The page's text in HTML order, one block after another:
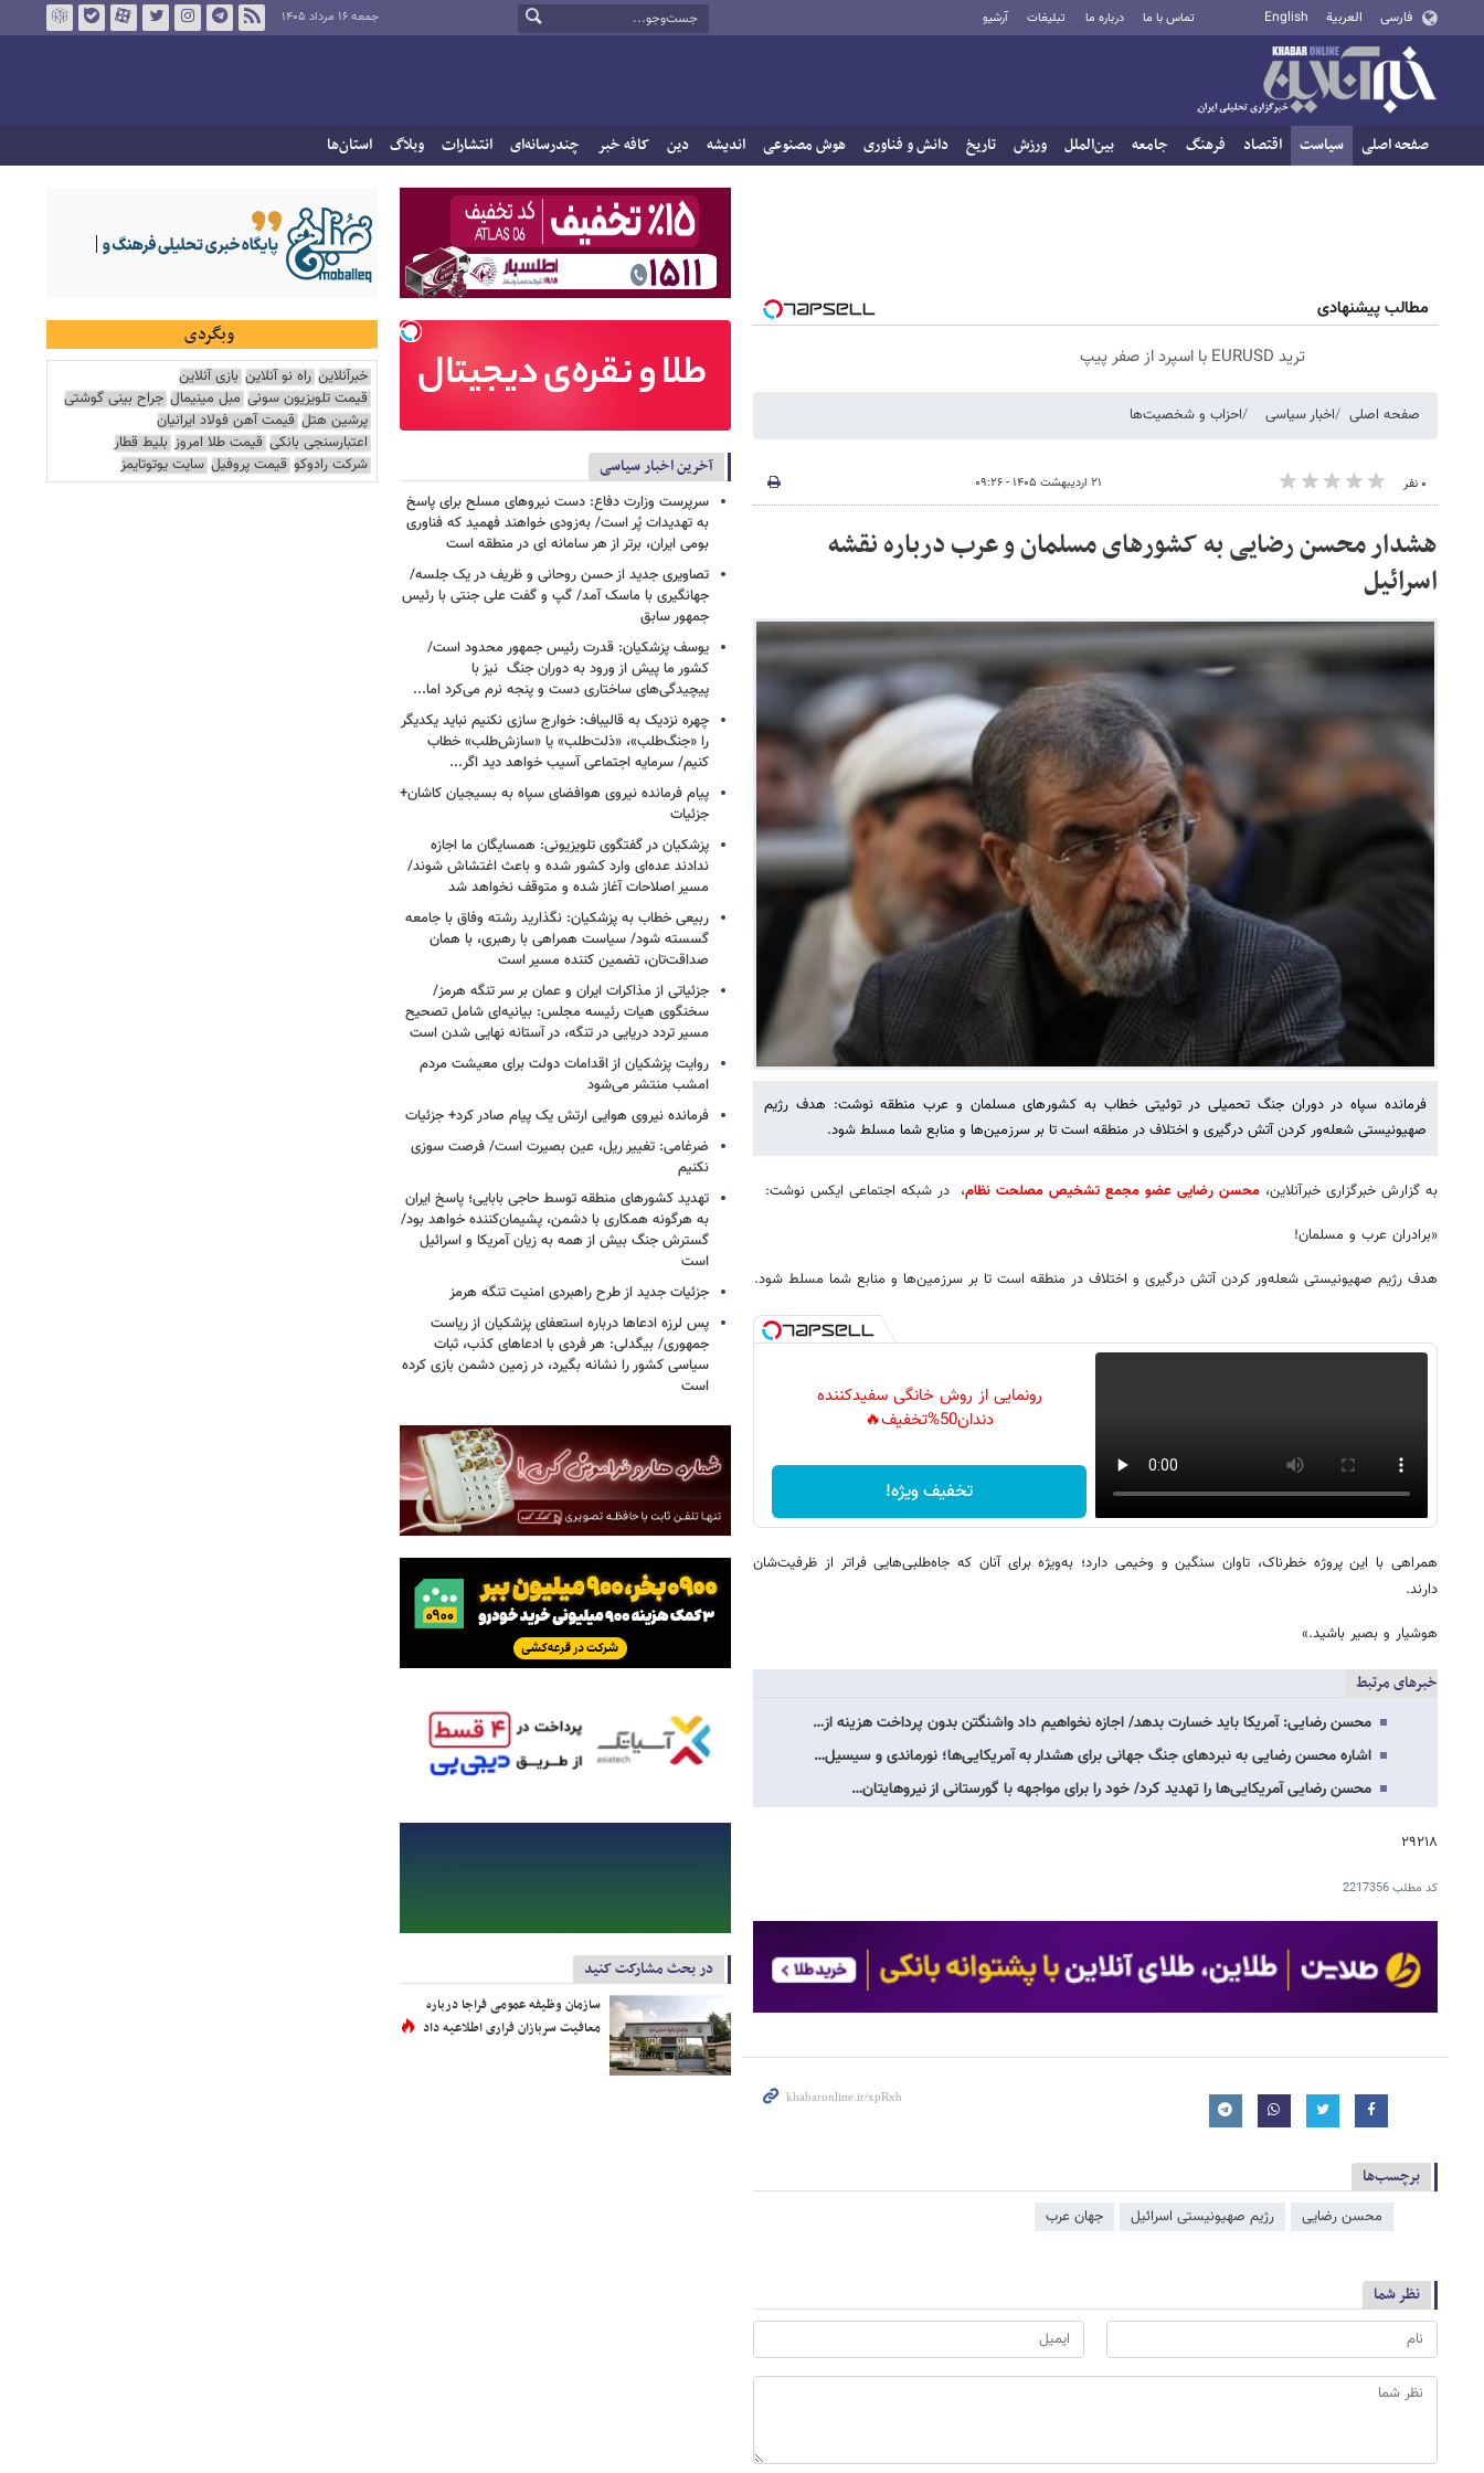
فارسی العربية English تماس با ما درباره ما تبلیغات آرشیو جمعه ۱۶ مرداد ۱۴۰۵
صفحه اصلی سیاست اقتصاد فرهنگ جامعه بین‌الملل ورزش تاریخ دانش و فناوری هوش مصنوعی اندیشه دین کافه خبر چندرسانه‌ای انتشارات وبلاگ استان‌ها
مطالب پیشنهادی
ترید EURUSD با اسپرد از صفر پیپ
صفحه اصلی اخبار سیاسی احزاب و شخصیت‌ها
۰ نفر ۲۱ اردیبهشت ۱۴۰۵ - ۰۹:۲۶
هشدار محسن رضایی به کشورهای مسلمان و عرب درباره نقشه
اسرائیل
فرمانده سپاه در دوران جنگ تحمیلی در توئیتی خطاب به کشورهای مسلمان و عرب منطقه نوشت: هدف رژیم
صهیونیستی شعله‌ور کردن آتش درگیری و اختلاف در منطقه است تا بر سرزمین‌ها و منابع شما مسلط شود.
به گزارش خبرگزاری خبرآنلاین، محسن رضایی عضو مجمع تشخیص مصلحت نظام، در شبکه اجتماعی ایکس نوشت:
«برادران عرب و مسلمان!
هدف رژیم صهیونیستی شعله‌ور کردن آتش درگیری و اختلاف در منطقه است تا بر سرزمین‌ها و منابع شما مسلط شود.
رونمایی از روش خانگی سفیدکننده
دندان50%تخفیف🔥
تخفیف ویژه!
همراهی با این پروژه خطرناک، تاوان سنگین و وخیمی دارد؛ به‌ویژه برای آنان که جاه‌طلبی‌هایی فراتر از ظرفیت‌شان
دارند.
هوشیار و بصیر باشید.»
خبرهای مرتبط
محسن رضایی: آمریکا باید خسارت بدهد/ اجازه نخواهیم داد واشنگتن بدون پرداخت هزینه از…
اشاره محسن رضایی به نبردهای جنگ جهانی برای هشدار به آمریکایی‌ها؛ نورماندی و سیسیل…
محسن رضایی آمریکایی‌ها را تهدید کرد/ خود را برای مواجهه با گورستانی از نیروهایتان…
۲۹۲۱۸
کد مطلب2217356
برچسب‌ها
محسن رضایی رژیم صهیونیستی اسرائیل جهان عرب
نظر شما
آخرین اخبار سیاسی
سرپرست وزارت دفاع: دست نیروهای مسلح برای پاسخ
به تهدیدات پُر است/ به‌زودی خواهند فهمید که فناوری
بومی ایران، برتر از هر سامانه ای در منطقه است
تصاویری جدید از حسن روحانی و ظریف در یک جلسه/
جهانگیری با ماسک آمد/ گپ و گفت علی جنتی با رئیس
جمهور سابق
یوسف پزشکیان: قدرت رئیس‌ جمهور محدود است/
کشور ما پیش از ورود به دوران جنگ نیز با
پیچیدگی‌های ساختاری دست و پنجه نرم می‌کرد اما...
چهره نزدیک به قالیباف: خوارج سازی نکنیم نباید یکدیگر
را «جنگ‌طلب»، «ذلت‌طلب» یا «سازش‌طلب» خطاب
کنیم/ سرمایه اجتماعی آسیب خواهد دید اگر...
پیام فرمانده نیروی هوافضای سپاه به بسیجیان کاشان+
جزئیات
پزشکیان در گفتگوی تلویزیونی: همسایگان ما اجازه
ندادند عده‌ای وارد کشور شده و باعث اغتشاش شوند/
مسیر اصلاحات آغاز شده و متوقف نخواهد شد
ربیعی خطاب به پزشکیان: نگذارید رشته وفاق با جامعه
گسسته شود/ سیاست همراهی با رهبری، با همان
صداقت‌تان، تضمین کننده مسیر است
جزئیاتی از مذاکرات ایران و عمان بر سر تنگه هرمز/
سخنگوی هیات رئیسه مجلس: بیانیه‌ای شامل تصحیح
مسیر تردد دریایی در تنگه، در آستانه نهایی شدن است
روایت پزشکیان از اقدامات دولت برای معیشت مردم
امشب منتشر می‌شود
فرمانده نیروی هوایی ارتش یک پیام صادر کرد+ جزئیات
ضرغامی: تغییر ریل، عین بصیرت است/ فرصت سوزی
نکنیم
تهدید کشورهای منطقه توسط حاجی بابایی؛ پاسخ ایران
به هرگونه همکاری با دشمن، پشیمان‌کننده خواهد بود/
گسترش جنگ بیش از همه به زیان آمریکا و اسرائیل
است
جزئیات جدید از طرح راهبردی امنیت تنگه هرمز
پس لرزه ادعاها درباره استعفای پزشکیان از ریاست
جمهوری/ بیگدلی: هر فردی با ادعاهای کذب، ثبات
سیاسی کشور را نشانه بگیرد، در زمین دشمن بازی کرده
است
در بحث مشارکت کنید
سازمان وظیفه عمومی فراجا درباره
معافیت سربازان فراری اطلاعیه داد
وبگردی
خبرآنلاین راه نو آنلاین بازی آنلاین
قیمت تلویزیون سونی مبل مینیمال جراح بینی گوشتی
پرشین هتل قیمت آهن فولاد ایرانیان
اعتبارسنجی بانکی قیمت طلا امروز بلیط قطار
شرکت رادوکو قیمت پروفیل سایت یوتوتایمز